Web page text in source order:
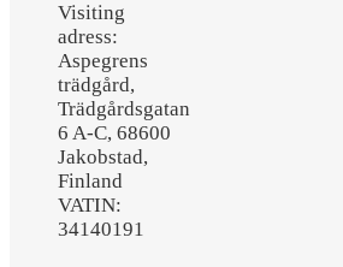
Visiting
adress:
Aspegrens
trädgård,
Trädgårdsgatan
6 A-C, 68600
Jakobstad,
Finland
VATIN:
34140191